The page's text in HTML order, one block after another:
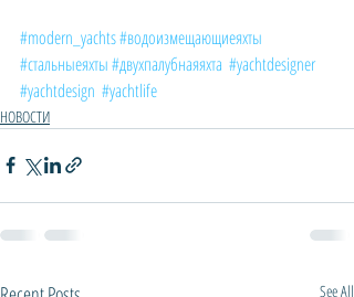
#modern_yachts#водоизмещающиеяхты
#стальныеяхты#двухпалубнаяяхта #yachtdesigner
#yachtdesign #yachtlife
НОВОСТИ
See All